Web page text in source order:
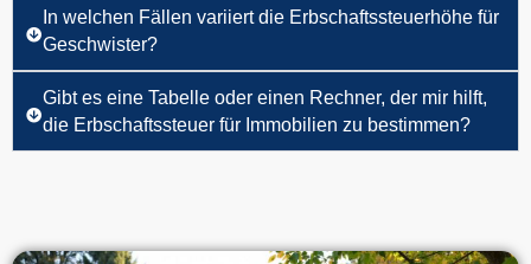
In welchen Fällen variiert die Erbschaftssteuerhöhe für
Geschwister?
Gibt es eine Tabelle oder einen Rechner, der mir hilft,
die Erbschaftssteuer für Immobilien zu bestimmen?